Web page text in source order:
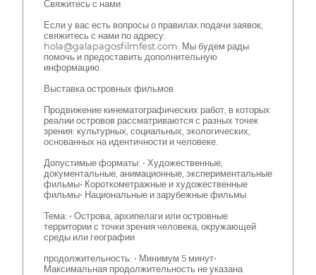
Свяжитесь с нами
Если у вас есть вопросы о правилах подачи заявок,
свяжитесь с нами по адресу:
hola@galapagosfilmfest.com. Мы будем рады
помочь и предоставить дополнительную
информацию.
Выставка островных фильмов
Продвижение кинематографических работ, в которых
реалии островов рассматриваются с разных точек
зрения: культурных, социальных, экологических,
основанных на идентичности и человеке.
Допустимые форматы: • Художественные,
документальные, анимационные, экспериментальные
фильмы• Короткометражные и художественные
фильмы• Национальные и зарубежные фильмы
Тема: • Острова, архипелаги или островные
территории с точки зрения человека, окружающей
среды или географии
продолжительность: • Минимум 5 минут•
Максимальная продолжительность не указана